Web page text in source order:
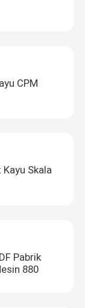
CPM
Skala
Pabrik
880